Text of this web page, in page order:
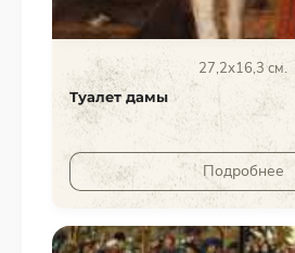
27,2х16,3 см.
Туалет дамы
Подробнее